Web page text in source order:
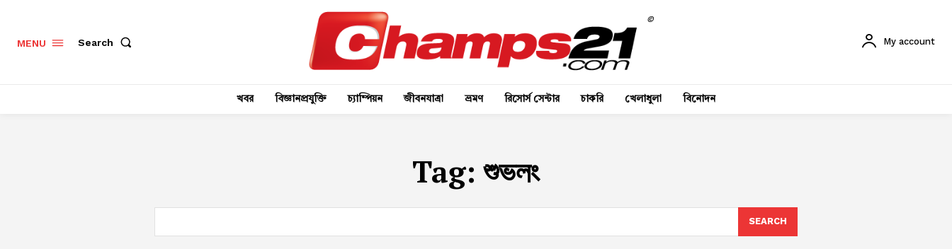
MENU Search
©
My account
খবর বিজ্ঞানপ্রযুক্তি চ্যাম্পিয়ন জীবনযাত্রা ভ্রমণ রিসোর্স সেন্টার চাকরি খেলাধুলা বিনোদন
Tag:শুভলং
SEARCH